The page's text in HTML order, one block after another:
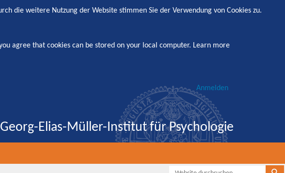
die weitere Nutzung der Website stimmen Sie der Verwendung von Cookies zu.
agree that cookies can be stored on your local computer. Learn more
Georg-Elias-Müller-Institut für Psychologie
Anmelden